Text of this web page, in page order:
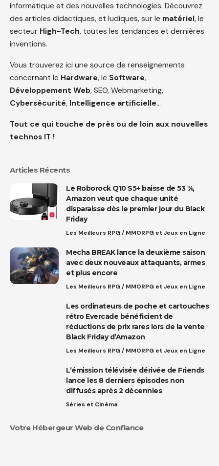
informatique et des nouvelles technologies. Découvrez
des articles didactiques, et ludiques, sur le matériel, le
secteur High-Tech, toutes les tendances et dernières
inventions.
Vous trouverez ici une source de renseignements
concernant le Hardware, le Software,
Développement Web, SEO, Webmarketing,
Cybersécurité, Intelligence artificielle…
Tout ce qui touche de près ou de loin aux nouvelles
technos IT !
Articles Récents
Le Roborock Q10 S5+ baisse de 53 %,
Amazon veut que chaque unité
disparaisse dès le premier jour du Black
Friday
Les Meilleurs RPG / MMORPG et Jeux en Ligne
Mecha BREAK lance la deuxième saison
avec deux nouveaux attaquants, armes
et plus encore
Les Meilleurs RPG / MMORPG et Jeux en Ligne
Les ordinateurs de poche et cartouches
rétro Evercade bénéficient de
réductions de prix rares lors de la vente
Black Friday d’Amazon
Les Meilleurs RPG / MMORPG et Jeux en Ligne
L’émission télévisée dérivée de Friends
lance les 8 derniers épisodes non
diffusés après 2 décennies
Séries et Cinéma
Votre Hébergeur Web de Confiance